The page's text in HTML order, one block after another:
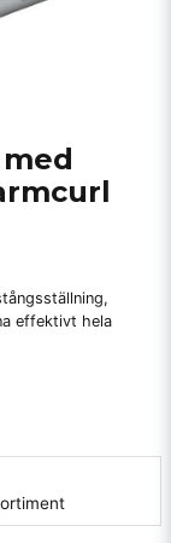
effektivt hela